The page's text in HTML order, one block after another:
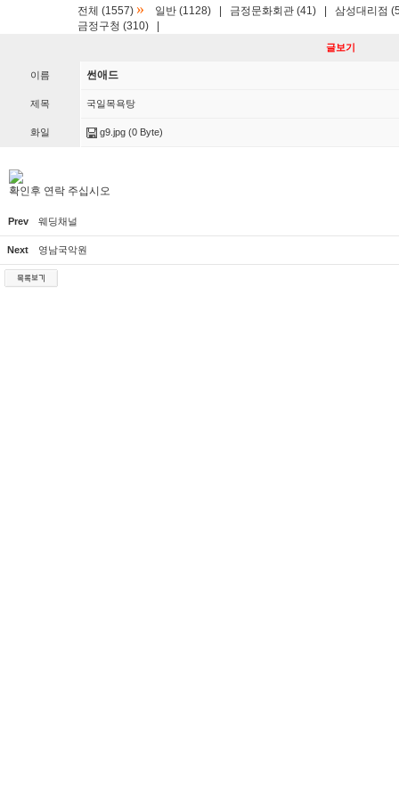
전체 (1557) » 일반 (1128) 금정문화회관 (41)
삼성대리점
금정구청 (310)
글보기
이름 썬애드
제목 국일목욕탕
화일 g9.jpg (0 Byte)
확인후 연락 주십시오
Prev 웨딩채널
Next 영남국악원